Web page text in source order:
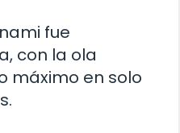
fue
con la ola
máximo en solo